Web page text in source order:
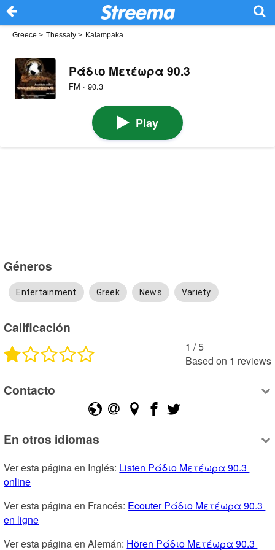
Greece > Thessaly > Kalampaka
Ράδιο Μετέωρα 90.3
FM · 90.3
Play
Géneros
Entertainment Greek News Variety
Calificación
1 /5
Based on 1 reviews
Contacto
En otros idiomas
Ver esta página en Inglés: Listen Ράδιο Μετέωρα 90.3
online
Ver esta página en Francés: Ecouter Ράδιο Μετέωρα 90.3
en ligne
Ver esta página en Alemán: Hören Ράδιο Μετέωρα 90.3